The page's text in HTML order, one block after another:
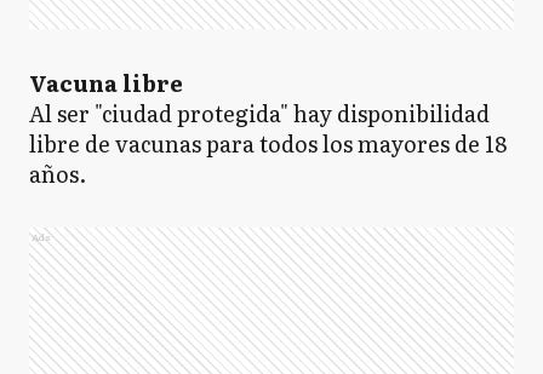
Vacuna libre
Al ser "ciudad protegida" hay disponibilidad
libre de vacunas para todos los mayores de 18
años.
Ads